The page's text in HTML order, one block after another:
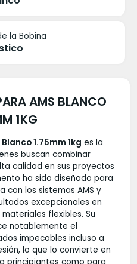
la Bobina
AMS BLANCO
1KG
1.75mm 1kg es la
buscan combinar
calidad en sus proyectos
ha sido diseñado para
con los sistemas AMS y
excepcionales en
flexibles. Su
notablemente el
impecables incluso a
lo que lo convierte en